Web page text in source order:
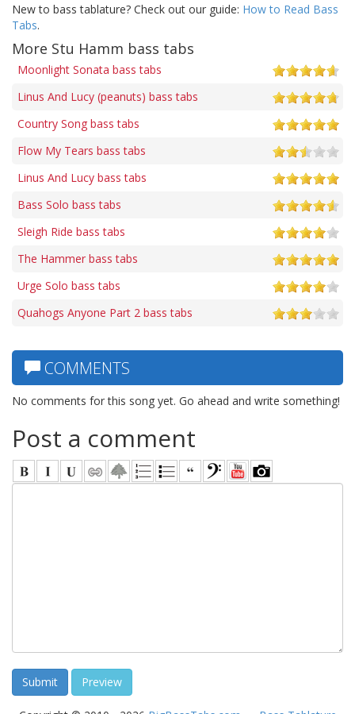
New to bass tablature? Check out our guide: How to Read Bass
Tabs.
More Stu Hamm bass tabs
Moonlight Sonata bass tabs
Linus And Lucy (peanuts) bass tabs
Country Song bass tabs
Flow My Tears bass tabs
Linus And Lucy bass tabs
Bass Solo bass tabs
Sleigh Ride bass tabs
The Hammer bass tabs
Urge Solo bass tabs
Quahogs Anyone Part 2 bass tabs
COMMENTS
No comments for this song yet. Go ahead and write something!
Post a comment